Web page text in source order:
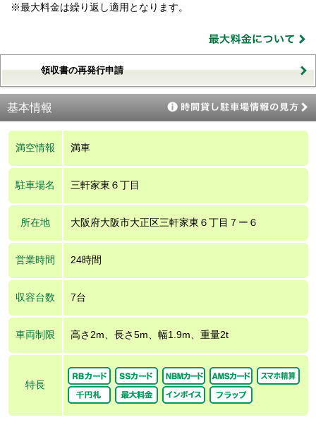
※最大料金は繰り返し適用となります。
領収書の再発行申請
基本情報
満空情報 満車
駐車場名 三軒家東６丁目
所在地 大阪府大阪市大正区三軒家東６丁目７ー６
営業時間 24時間
収容台数 7台
車両制限 高さ2m、長さ5m、幅1.9m、重量2t
特長